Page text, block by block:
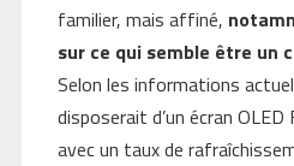
familier, mais affiné,
sur ce qui semble être un
Selon les informations
disposerait d’un écran
avec un taux de